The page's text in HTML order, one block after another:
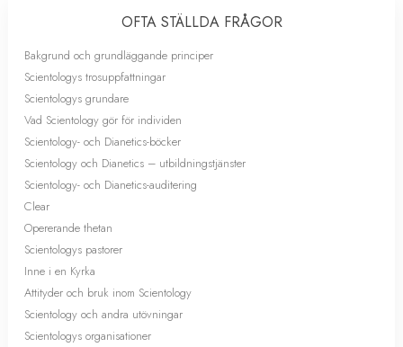
OFTA STÄLLDA FRÅGOR
Bakgrund och grundläggande principer
Scientologys trosuppfattningar
Scientologys grundare
Vad Scientology gör för individen
Scientology- och Dianetics-böcker
Scientology och Dianetics – utbildningstjänster
Scientology- och Dianetics-auditering
Clear
Opererande thetan
Scientologys pastorer
Inne i en Kyrka
Attityder och bruk inom Scientology
Scientology och andra utövningar
Scientologys organisationer